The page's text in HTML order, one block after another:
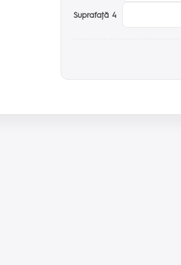
Suprafaţă 4